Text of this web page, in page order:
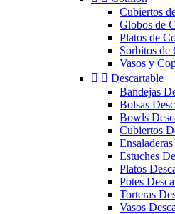
Cubiertos
Globos de
Platos de
Sorbitos de
Vasos y
  Descartable
Bandejas
Bolsas
Bowls
Cubiertos
Estuches
Platos
Potes
Torteras
Vasos